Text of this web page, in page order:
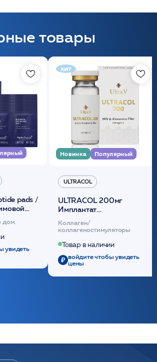
товары
pads /
увидеть
хит
Новинка Популярный
ULTRACOL
ULTRACOL 200мг
Имплантат
внутридермальный,
стерильный на основе
полидиоксанона
/ULTRACOL
Коллаген/
коллагеностимуляторы
Товар в наличии
войдите чтобы увидеть
цены